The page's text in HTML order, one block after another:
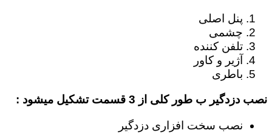
پنل اصلی
چشمی
تلفن کننده
آژیر و کاور
باطری
نصب دزدگیر ب طور کلی از 3 قسمت تشکیل میشود :
نصب سخت افزاری دزدگیر